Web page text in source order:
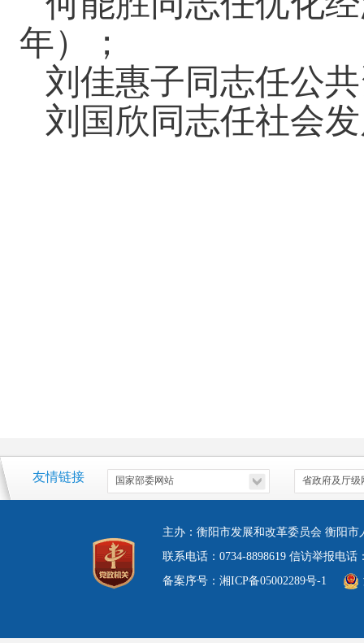
年）；
刘佳惠子同志任公
刘国欣同志任社会
友情链接
主办：衡阳市发展和改革委员会 衡阳
联系电话：0734-8898619 信访举报电
备案序号：湘ICP备05002289号-1